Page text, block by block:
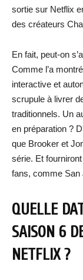
sortie sur Netflix
des créateurs
En fait, peut-on
Comme l’a
interactive et
scrupule à livrer
traditionnels. Un
en préparation ?
que Brooker et
série. Et
fans, comme San
QUELLE
SAISON 6
NETFLIX ?